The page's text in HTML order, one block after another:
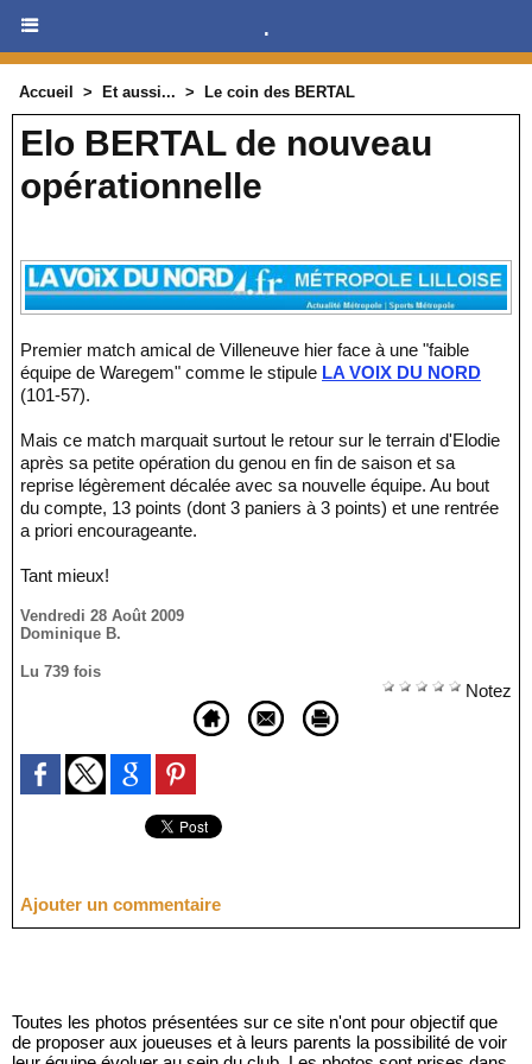
.
Accueil > Et aussi... > Le coin des BERTAL
Elo BERTAL de nouveau
opérationnelle
Premier match amical de Villeneuve hier face à une "faible
équipe de Waregem" comme le stipule LA VOIX DU NORD
(101-57).
Mais ce match marquait surtout le retour sur le terrain d'Elodie
après sa petite opération du genou en fin de saison et sa
reprise légèrement décalée avec sa nouvelle équipe. Au bout
du compte, 13 points (dont 3 paniers à 3 points) et une rentrée
a priori encourageante.
Tant mieux!
Vendredi 28 Août 2009
Dominique B.
Lu 739 fois
Notez
Ajouter un commentaire
Toutes les photos présentées sur ce site n'ont pour objectif que
de proposer aux joueuses et à leurs parents la possibilité de voir